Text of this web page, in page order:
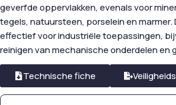
geverfde oppervlakken, evenals voor
tegels, natuursteen, porselein en marmer.
effectief voor industriële toepassingen,
reinigen van mechanische onderdelen en
Technische fiche